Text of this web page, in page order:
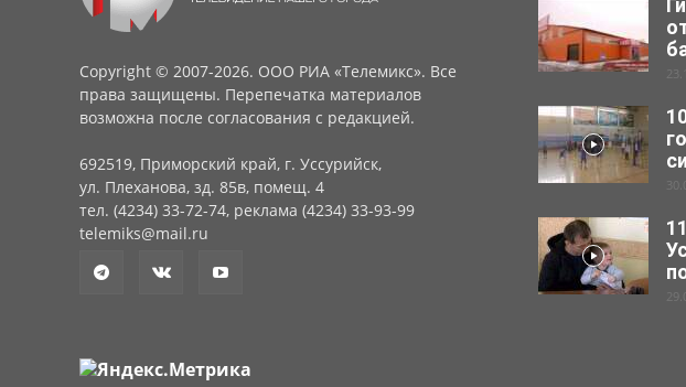
Copyright © 2007-2026. ООО РИА «Телемикс». Все
права защищены. Перепечатка материалов
возможна после согласования с редакцией.
692519, Приморский край, г. Уссурийск,
ул. Плеханова, зд. 85в, помещ. 4
тел. (4234) 33-72-74, реклама (4234) 33-93-99
telemiks@mail.ru